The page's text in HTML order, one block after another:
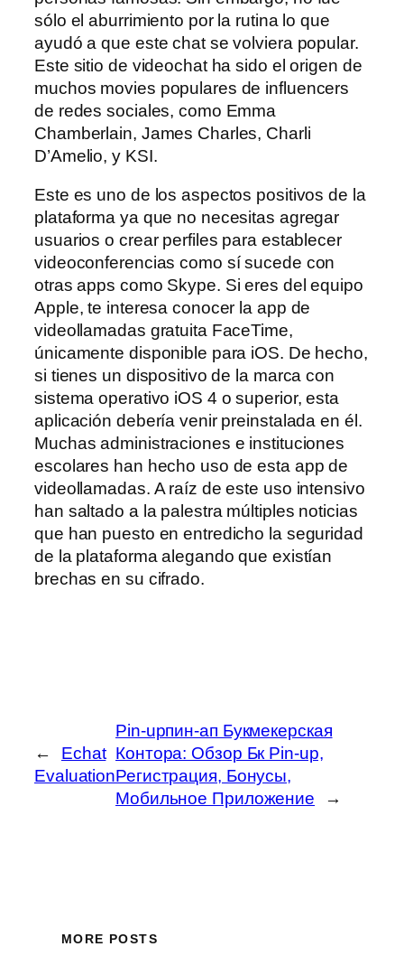
sólo el aburrimiento por la rutina lo que
ayudó a que este chat se volviera popular.
Este sitio de videochat ha sido el origen de
muchos movies populares de influencers
de redes sociales, como Emma
Chamberlain, James Charles, Charli
D’Amelio, y KSI.
Este es uno de los aspectos positivos de la
plataforma ya que no necesitas agregar
usuarios o crear perfiles para establecer
videoconferencias como sí sucede con
otras apps como Skype. Si eres del equipo
Apple, te interesa conocer la app de
videollamadas gratuita FaceTime,
únicamente disponible para iOS. De hecho,
si tienes un dispositivo de la marca con
sistema operativo iOS 4 o superior, esta
aplicación debería venir preinstalada en él.
Muchas administraciones e instituciones
escolares han hecho uso de esta app de
videollamadas. A raíz de este uso intensivo
han saltado a la palestra múltiples noticias
que han puesto en entredicho la seguridad
de la plataforma alegando que existían
brechas en su cifrado.
←
Echat
Evaluation
Pin-upпин-ап Букмекерская
Контора: Обзор Бк Pin-up,
Регистрация, Бонусы,
Мобильное Приложение
→
MORE POSTS